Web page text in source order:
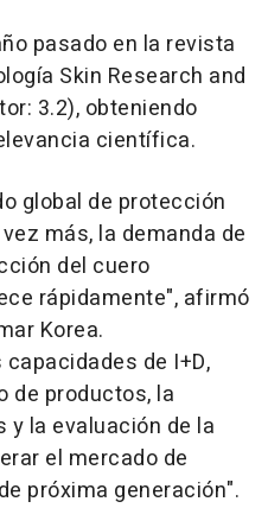
pasado en la revista
Skin Research and
3.2), obteniendo
científica.
global de protección
más, la demanda de
del cuero
rápidamente", afirmó
Korea.
de I+D,
de productos, la
la evaluación de la
el mercado de
próxima generación".